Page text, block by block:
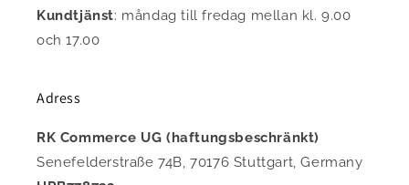
Kundtjänst: måndag till fredag mellan kl. 9.00
och 17.00
Adress
RK Commerce UG (haftungsbeschränkt)
Senefelderstraße 74B, 70176 Stuttgart, Germany